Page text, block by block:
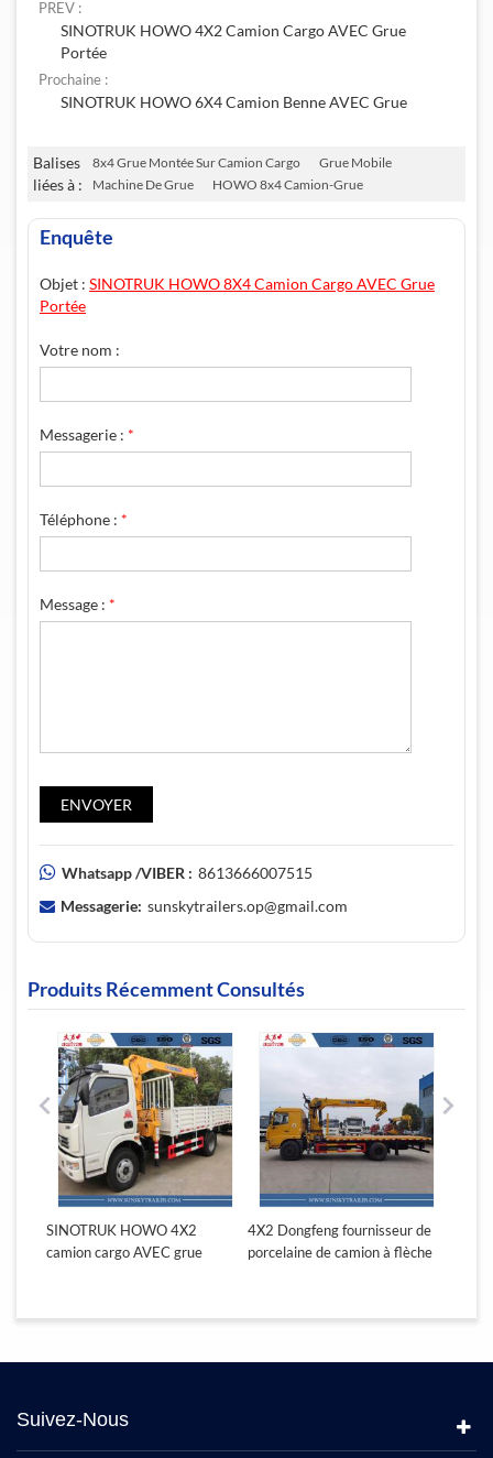
PREV :
SINOTRUK HOWO 4X2 Camion Cargo AVEC Grue
Portée
Prochaine :
SINOTRUK HOWO 6X4 Camion Benne AVEC Grue
Balises
liées à :
8x4 Grue Montée Sur Camion Cargo
Grue Mobile
Machine De Grue
HOWO 8x4 Camion-Grue
Enquête
Objet : SINOTRUK HOWO 8X4 Camion Cargo AVEC Grue
Portée
Votre nom :
Messagerie : *
Téléphone : *
Message : *
Whatsapp /VIBER : 8613666007515
Messagerie: sunskytrailers.op@gmail.com
Produits Récemment Consultés
SINOTRUK HOWO 4X2
camion cargo AVEC grue
4X2 Dongfeng fournisseur de
porcelaine de camion à flèche
Suivez-Nous